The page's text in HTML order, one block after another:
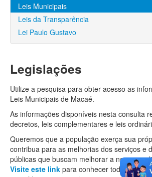
Funcionalismo
Licitações e Contratos
Convênios
Locações
Controle Social
Leis Municipais
Leis da Transparência
Lei Paulo Gustavo
Legislações
Utilize a pesquisa para obter acesso as
Leis Municipais de Macaé.
As informações disponíveis nesta consulta
decretos, leis complementares e leis
Queremos que a população exerça sua
contribua para as melhorias dos serviços e
públicas que buscam melhorar a nossa
Visite este link para conhecer todas as leis